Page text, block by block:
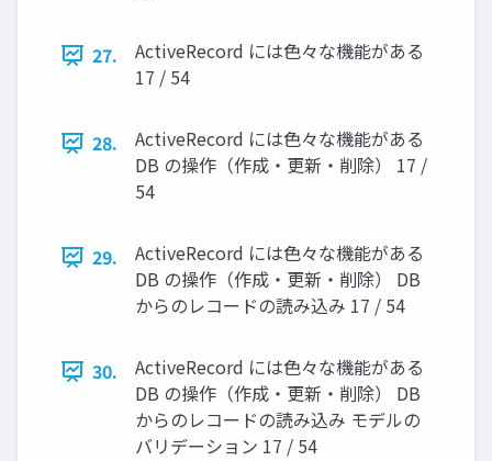
27.
ActiveRecord には色々な機能がある
17 / 54
28.
ActiveRecord には色々な機能がある
DB の操作（作成・更新・削除） 17 /
54
29.
ActiveRecord には色々な機能がある
DB の操作（作成・更新・削除） DB
からのレコードの読み込み 17 / 54
30.
ActiveRecord には色々な機能がある
DB の操作（作成・更新・削除） DB
からのレコードの読み込み モデルの
バリデーション 17 / 54